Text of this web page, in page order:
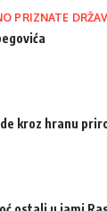
PRIZNATE
kroz hranu